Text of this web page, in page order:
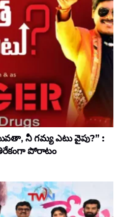
నీ గమ్య ఎటు వైపు?” :
పోరాటం